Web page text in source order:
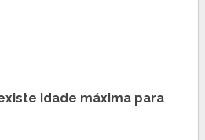
idade máxima para